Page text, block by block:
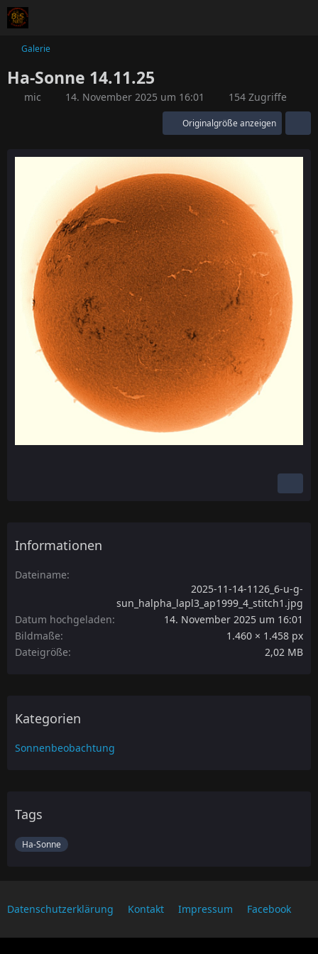
Galerie
Ha-Sonne 14.11.25
mic 14. November 2025 um 16:01 154 Zugriffe
Originalgröße anzeigen
Informationen
Dateiname
2025-11-14-1126_6-u-g-
sun_halpha_lapl3_ap1999_4_stitch1.jpg
Datum hochgeladen
14. November 2025 um 16:01
Bildmaße
1.460 × 1.458 px
Dateigröße
2,02 MB
Kategorien
Sonnenbeobachtung
Tags
Ha-Sonne
Datenschutzerklärung Kontakt Impressum Facebook